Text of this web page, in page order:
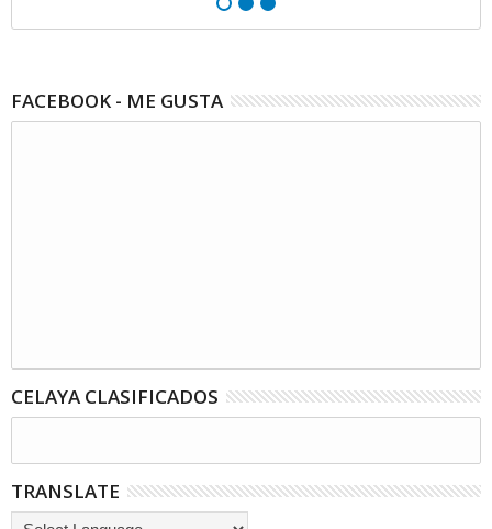
FACEBOOK - ME GUSTA
CELAYA CLASIFICADOS
TRANSLATE